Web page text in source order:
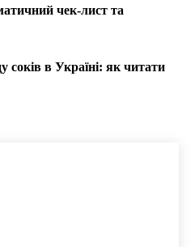
чек-лист та
соків в Україні: як читати